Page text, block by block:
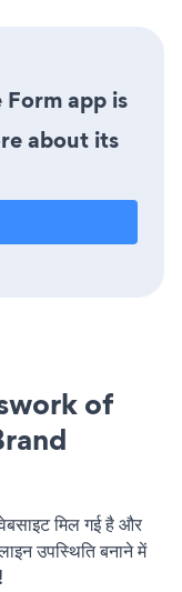
app is
about its
of
मिल गई है और
उपस्थिति बनाने में